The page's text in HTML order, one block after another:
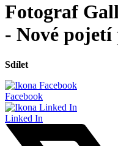
Fotograf
- Nové
Sdílet
Facebook
Linked In